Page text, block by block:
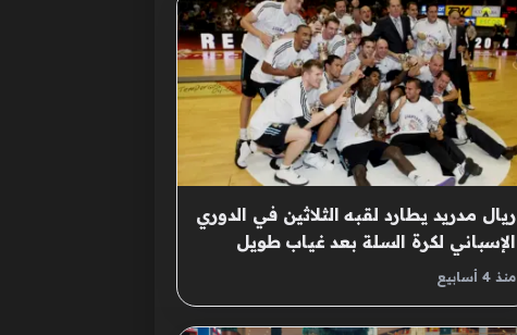
ريال مدريد يطارد لقبه الثلاثين في الدوري
الإسباني لكرة السلة بعد غياب طويل
منذ 4 أسابيع